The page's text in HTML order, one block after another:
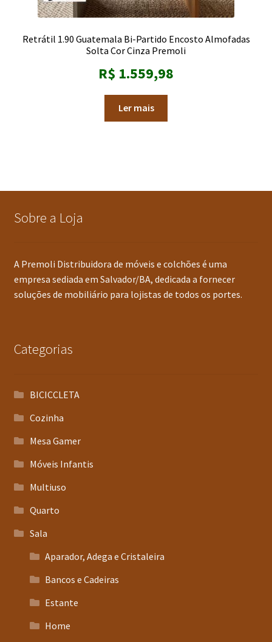
Retrátil 1.90 Guatemala Bi-Partido Encosto Almofadas
Solta Cor Cinza Premoli
R$ 1.559,98
Ler mais
Sobre a Loja
A Premoli Distribuidora de móveis e colchões é uma
empresa sediada em Salvador/BA, dedicada a fornecer
soluções de mobiliário para lojistas de todos os portes.
Categorias
BICICCLETA
Cozinha
Mesa Gamer
Móveis Infantis
Multiuso
Quarto
Sala
Aparador, Adega e Cristaleira
Bancos e Cadeiras
Estante
Home